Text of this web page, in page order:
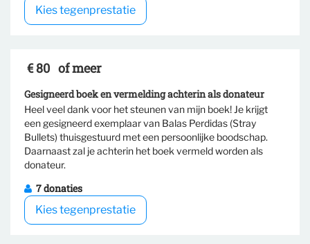
Kies tegenprestatie
€ 80 of meer
Gesigneerd boek en vermelding achterin als donateur
Heel veel dank voor het steunen van mijn boek! Je krijgt
een gesigneerd exemplaar van Balas Perdidas (Stray
Bullets) thuisgestuurd met een persoonlijke boodschap.
Daarnaast zal je achterin het boek vermeld worden als
donateur.
7 donaties
Kies tegenprestatie
Selecteer tegenprestatie